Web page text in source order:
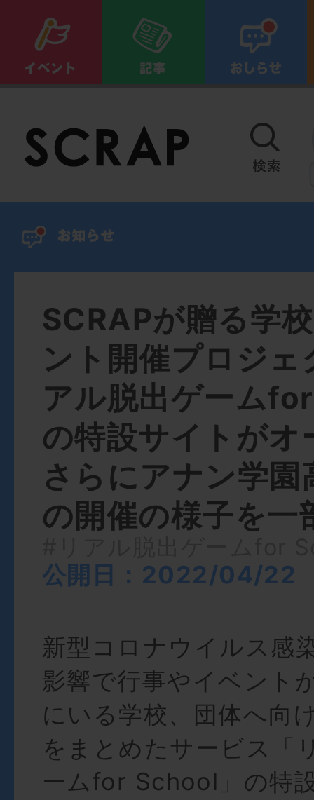
SCRAPが贈る学
ント開催プロジェ
アル脱出ゲーム
の特設サイトがオ
さらにアナン学園
の開催の様子を一
公開日：2022/04/22
新型コロナウイルス感
影響で行事やイベント
にいる学校、団体へ向
をまとめたサービス「
ームfor School」の特